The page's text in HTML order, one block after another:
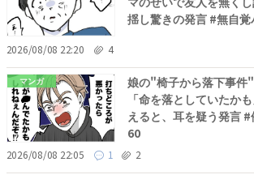
揺し驚きの発言 #無自
2026/08/08 22:20 4
マンガ
娘の"椅子から落下事件
「命を落としていたか
えると、耳を疑う発言
60
2026/08/08 22:05 1 2